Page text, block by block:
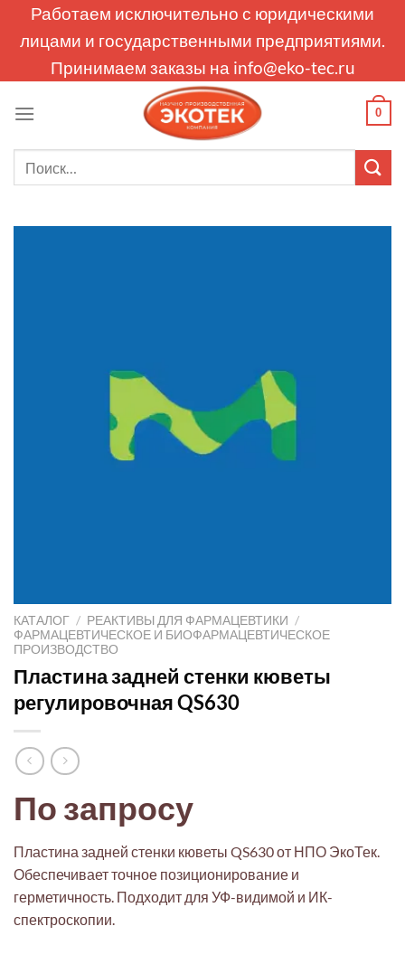
Работаем исключительно с юридическими
лицами и государственными предприятиями.
Принимаем заказы на info@eko-tec.ru
0
КАТАЛОГ / РЕАКТИВЫ ДЛЯ ФАРМАЦЕВТИКИ /
ФАРМАЦЕВТИЧЕСКОЕ И БИОФАРМАЦЕВТИЧЕСКОЕ
ПРОИЗВОДСТВО
Пластина задней стенки кюветы
регулировочная QS630
По запросу
Пластина задней стенки кюветы QS630 от НПО ЭкоТек.
Обеспечивает точное позиционирование и
герметичность. Подходит для УФ-видимой и ИК-
спектроскопии.